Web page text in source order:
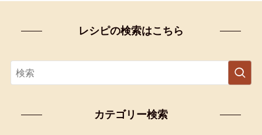
レシピの検索はこちら
カテゴリー検索